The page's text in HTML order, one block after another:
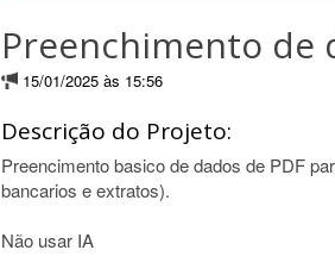
Preenchimento de
15/01/2025 às 15:56
Descrição do Projeto:
Preencimento basico de dados de PDF
bancarios e extratos).
Não usar IA